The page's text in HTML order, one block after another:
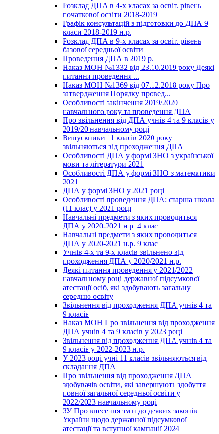
Розклад ДПА в 4-х класах за освіт. рівень
початкової освіти 2018-2019
Графік консультацій з підготовки до ДПА 9
класи 2018-2019 н.р.
Розклад ДПА в 9-х класах за освіт. рівень
базової середньої освіти
Проведення ДПА в 2019 р.
Наказ МОН №1332 від 23.10.2019 року Деякі
питання проведення ...
Наказ МОН №1369 від 07.12.2018 року Про
затвердження Порядку провед...
Особливості закінчення 2019/2020
навчального року та проведення ДПА
Про звільнення від ДПА учнів 4 та 9 класів у
2019/20 навчальному році
Випускники 11 класів 2020 року
звільняються від проходження ДПА
Особливості ДПА у формі ЗНО з української
мови та літератури 2021
Особливості ДПА у формі ЗНО з математики
2021
ДПА у формі ЗНО у 2021 році
Особливості проведення ДПА: старша школа
(11 клас) у 2021 році
Навчальні предмети з яких проводиться
ДПА у 2020-2021 н.р. 4 клас
Навчальні предмети з яких проводиться
ДПА у 2020-2021 н.р. 9 клас
Учнів 4-х та 9-х класів звільнено від
проходження ДПА у 2020/2021 н.р.
Деякі питання проведення у 2021/2022
навчальному році державної підсумкової
атестації осіб, які здобувають загальну
середню освіту
Звільнення від проходження ДПА учнів 4 та
9 класів
Наказ МОН Про звільнення від проходження
ДПА учнів 4 та 9 класів у 2023 році
Звільнення від проходження ДПА учнів 4 та
9 класів у 2022-2023 н.р.
У 2023 році учні 11 класів звільняються від
складання ДПА
Про звільнення від проходження ДПА
здобувачів освіти, які завершують здобуття
повної загальної середньої освіти у
2022/2023 навчальному році
ЗУ Про внесення змін до деяких законів
України щодо державної підсумкової
атестації та вступної кампанії 2024